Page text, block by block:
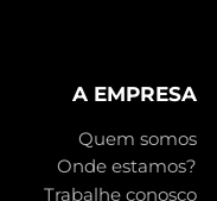
A EMPRESA
Quem somos
Onde estamos?
Trabalhe conosco